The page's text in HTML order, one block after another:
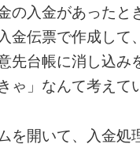
の入金があったと
金伝票で作成し
先台帳に消し込
ゃ」なんて考えて
を開いて、入金